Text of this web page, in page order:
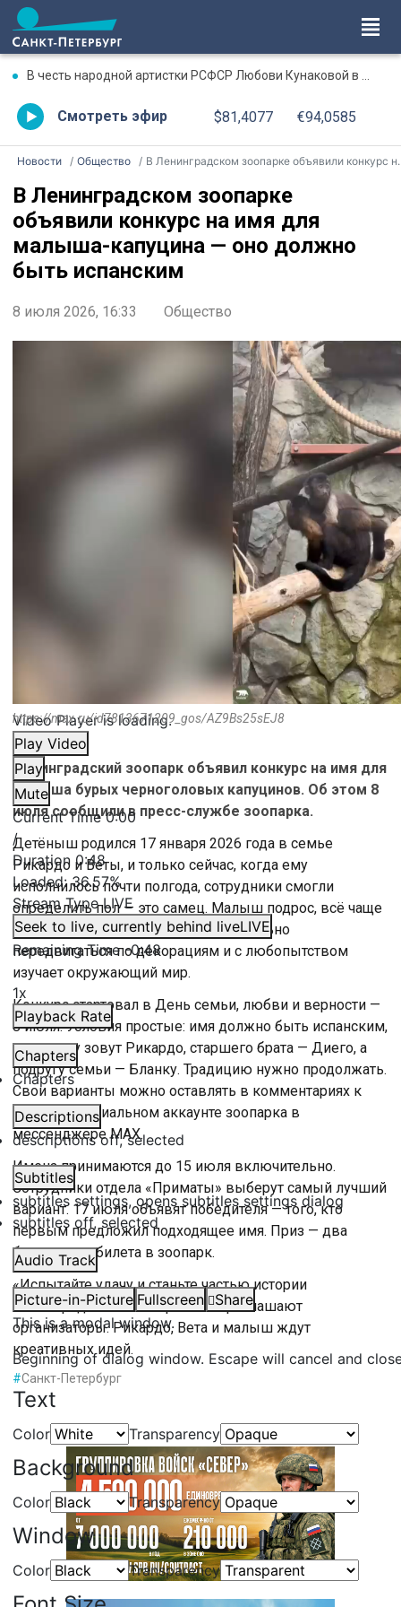
В честь народной артистки РСФСР Любови Кунаковой в Ижевске состоится вечер-посвящение
Смотреть эфир $81,4077 €94,0585
Новости Общество В Ленинградском зоопарке объявили конкурс на имя для малыша-капуцина — оно должно быть испанским
В Ленинградском зоопарке
объявили конкурс на имя для
малыша-капуцина — оно должно
быть испанским
8 июля 2026, 16:33 Общество
Video Player is loading.
Play Video
Play
Mute
Current Time0:00
/
Duration 0:48
Loaded:36.57%
Stream TypeLIVE
Seek to live, currently behind liveLIVE
Remaining Time-0:48
1x
Playback Rate
Chapters
Chapters
Descriptions
descriptions off, selected
Subtitles
subtitles settings, opens subtitles settings dialog
subtitles off, selected
Audio Track
Picture-in-Picture Fullscreen
Share
This is a modal window.
Beginning of dialog window. Escape will cancel and
Text
Color Transparency
Background
Color Transparency
Window
Color Transparency
https://max.ru/id7813671209_gos/AZ9Bs25sEJ8
Ленинградский зоопарк объявил конкурс на имя для
малыша бурых черноголовых капуцинов. Об этом 8
июля сообщили в пресс-службе зоопарка.
Детёныш родился 17 января 2026 года в семье
Рикардо и Веты, и только сейчас, когда ему
исполнилось почти полгода, сотрудники смогли
определить пол — это самец. Малыш подрос, всё чаще
слезает с мамы, пробует самостоятельно
передвигаться по декорациям и с любопытством
изучает окружающий мир.
Конкурс стартовал в День семьи, любви и верности —
8 июля. Условия простые: имя должно быть испанским,
ведь папу зовут Рикардо, старшего брата — Диего, а
подругу семьи — Бланку. Традицию нужно продолжать.
Свои варианты можно оставлять в комментариях к
постув официальном аккаунте зоопарка в
мессенджере MAX.
Имена принимаются до 15 июля включительно.
Сотрудники отдела «Приматы» выберут самый лучший
вариант. 17 июля объявят победителя — того, кто
первым предложил подходящее имя. Приз — два
бесплатных билета в зоопарк.
«Испытайте удачу и станьте частью истории
Ленинградского зоопарка!» — приглашают
организаторы. Рикардо, Вета и малыш ждут
креативных идей.
#Санкт-Петербург